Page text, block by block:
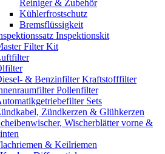
Reiniger & Zubehör
Kühlerfrostschutz
Bremsflüssigkeit
Inspektionskit
Filter Kit
& Benzinfilter Kraftstofffilter
Pollenfilter
Sets
Zündkerzen & Glühkerzen
Wischerblätter vorne &
& Keilriemen